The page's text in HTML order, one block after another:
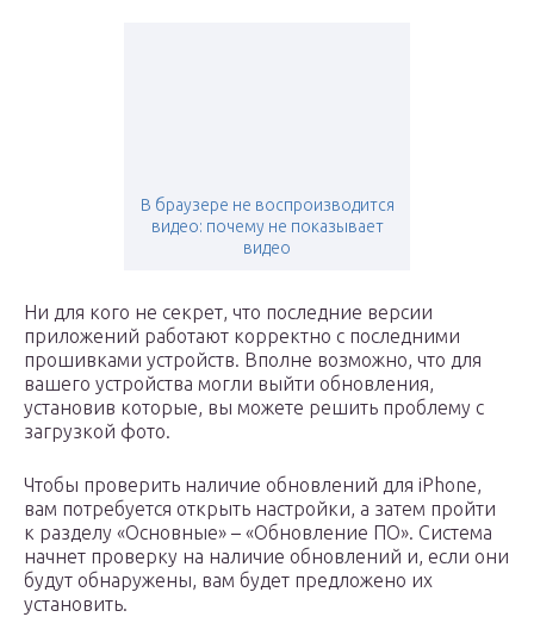
В браузере не воспроизводится
видео: почему не показывает
видео
Ни для кого не секрет, что последние версии
приложений работают корректно с последними
прошивками устройств. Вполне возможно, что для
вашего устройства могли выйти обновления,
установив которые, вы можете решить проблему с
загрузкой фото.
Чтобы проверить наличие обновлений для iPhone,
вам потребуется открыть настройки, а затем пройти
к разделу «Основные» – «Обновление ПО». Система
начнет проверку на наличие обновлений и, если они
будут обнаружены, вам будет предложено их
установить.